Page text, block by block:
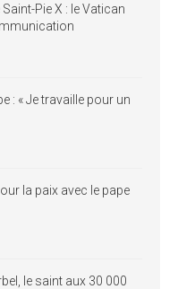
Pie X : le Vatican
: « Je travaille pour un
la paix avec le pape
le saint aux 30 000